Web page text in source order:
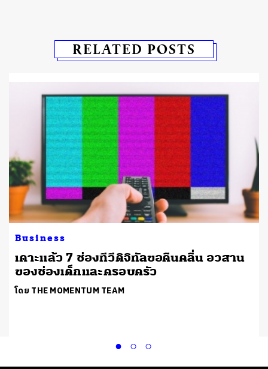
RELATED POSTS
Business
เคาะแล้ว 7 ช่องทีวีดิจิทัลขอคืนคลื่น อวสาน
ของช่องเด็กและครอบครัว
โดย THE MOMENTUM TEAM